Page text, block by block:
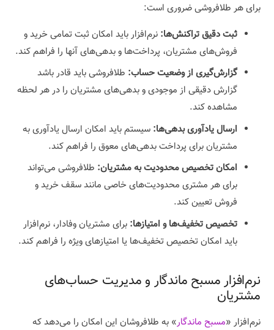
برای هر طلافروشی ضروری است:
ثبت دقیق تراکنش‌ها: نرم‌افزار باید امکان ثبت تمامی خرید و
فروش‌های مشتریان، پرداخت‌ها و بدهی‌های آنها را فراهم کند.
گزارش‌گیری از وضعیت حساب: طلافروشی باید قادر باشد
گزارش دقیقی از موجودی و بدهی‌های مشتریان را در هر لحظه
مشاهده کند.
ارسال یادآوری بدهی‌ها: سیستم باید امکان ارسال یادآوری به
مشتریان برای پرداخت بدهی‌های معوق را فراهم کند.
امکان تخصیص محدودیت به مشتریان: طلافروشی می‌تواند
برای هر مشتری محدودیت‌های خاصی مانند سقف خرید و
فروش تعیین کند.
تخصیص تخفیف‌ها و امتیازها: برای مشتریان وفادار، نرم‌افزار
باید امکان تخصیص تخفیف‌ها یا امتیازهای ویژه را فراهم کند.
نرم‌افزار مسبح ماندگار و مدیریت حساب‌های
مشتریان
نرم‌افزار «مسبح ماندگار» به طلافروشان این امکان را می‌دهد که